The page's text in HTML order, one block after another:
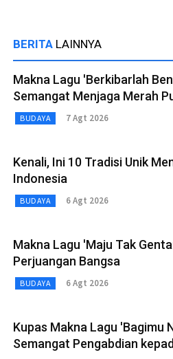
BERITA LAINNYA
Makna Lagu 'Berkibarlah
Semangat Menjaga Merah
BUDAYA 7 Agt 2026
Kenali, Ini 10 Tradisi Unik
Indonesia
BUDAYA 6 Agt 2026
Makna Lagu 'Maju Tak
Perjuangan Bangsa
BUDAYA 6 Agt 2026
Kupas Makna Lagu 'Bagimu
Semangat Pengabdian